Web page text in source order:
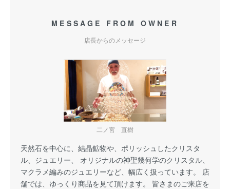
MESSAGE FROM OWNER
店長からのメッセージ
二ノ宮 直樹
天然石を中心に、結晶鉱物や、ポリッシュしたクリスタ
ル、ジュエリー、 オリジナルの神聖幾何学のクリスタル、
マクラメ編みのジュエリーなど、幅広く扱っています。 店
舗では、ゆっくり商品を見て頂けます。 皆さまのご来店を